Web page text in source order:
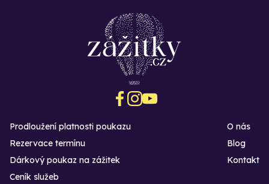
Prodloužení platnosti poukazu
Rezervace termínu
Dárkový poukaz na zážitek
O nás
Blog
Kontakt
Ceník služeb